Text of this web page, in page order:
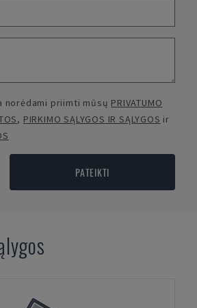
norėdami priimti mūsų PRIVATUMO
, PIRKIMO SĄLYGOS IR SĄLYGOS ir
PATEIKTI